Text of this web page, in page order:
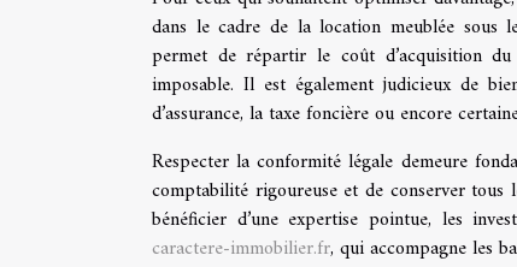
dans le cadre de la location meublée
permet de répartir le coût d’acquisition
imposable. Il est également judicieux de
d’assurance, la taxe foncière ou encore
Respecter la conformité légale demeure
comptabilité rigoureuse et de conserver tous
bénéficier d’une expertise pointue, les
caractere-immobilier.fr, qui accompagne les